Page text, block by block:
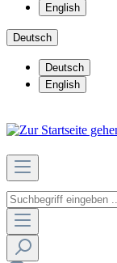
English
Deutsch
Deutsch
English